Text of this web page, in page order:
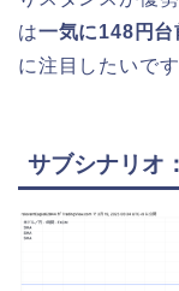
は一気に148円
に注目したいです
サブシナリオ